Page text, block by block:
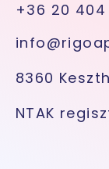
+36 20 404
8360
NTAK